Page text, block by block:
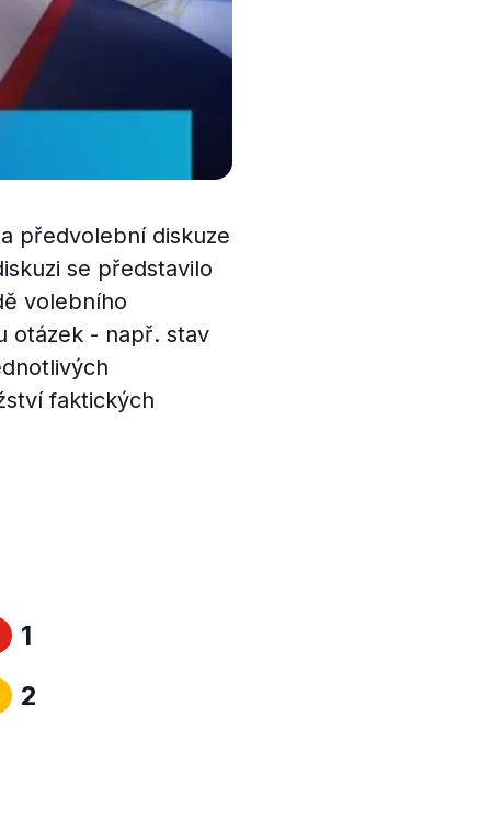
předvolební diskuze
se představilo
volebního
otázek - např. stav
faktických
1
2